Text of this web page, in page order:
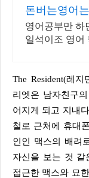
돈버는영어
원할 때 번만
영어공부만 하
일석이조 영어
금보상까지 알
The Resident(레지던트)라는 영화는 응급실에서 근무하는 줄
리엣은 남자친구
어지게 되고 지내
철로 근처에 휴대
인인 맥스의 배려
자신을 보는 것 같
접근한 맥스와 묘